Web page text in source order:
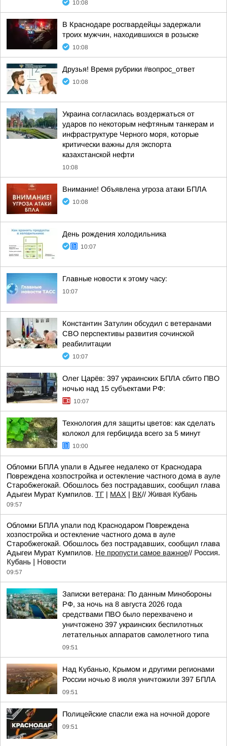
10:08
В Краснодаре росгвардейцы задержали
троих мужчин, находившихся в розыске
10:08
Друзья! Время рубрики #вопрос_ответ
10:08
Украина согласилась воздержаться от
ударов по некоторым нефтяным танкерам и
инфраструктуре Черного моря, которые
критически важны для экспорта
казахстанской нефти
10:08
Внимание! Объявлена угроза атаки БПЛА
10:08
День рождения холодильника
10:07
Главные новости к этому часу:
10:07
Константин Затулин обсудил с ветеранами
СВО перспективы развития сочинской
реабилитации
10:07
Олег Царёв: 397 украинских БПЛА сбито ПВО
ночью над 15 субъектами РФ:
10:07
Технология для защиты цветов: как сделать
колокол для гербицида всего за 5 минут
10:00
Обломки БПЛА упали в Адыгее недалеко от Краснодара
Повреждена хозпостройка и остекление частного дома в ауле
Старобжегокай. Обошлось без пострадавших, сообщил глава
Адыгеи Мурат Кумпилов. TГ | MAX | ВК// Живая Кубань
09:57
Обломки БПЛА упали под Краснодаром Повреждена
хозпостройка и остекление частного дома в ауле
Старобжегокай. Обошлось без пострадавших, сообщил глава
Адыгеи Мурат Кумпилов. Не пропусти самое важное// Россия.
Кубань | Новости
09:57
Записки ветерана: По данным Минобороны
РФ, за ночь на 8 августа 2026 года
средствами ПВО было перехвачено и
уничтожено 397 украинских беспилотных
летательных аппаратов самолетного типа
09:51
Над Кубанью, Крымом и другими регионами
России ночью 8 июля уничтожили 397 БПЛА
09:51
Полицейские спасли ежа на ночной дороге
09:51